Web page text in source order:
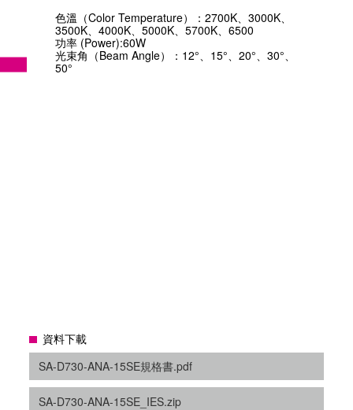
色溫（Color Temperature）：2700K、3000K、
3500K、4000K、5000K、5700K、6500
功率 (Power):60W
光束角（Beam Angle）：12°、15°、20°、30°、
50°
資料下載
SA-D730-ANA-15SE規格書.pdf
SA-D730-ANA-15SE_IES.zip